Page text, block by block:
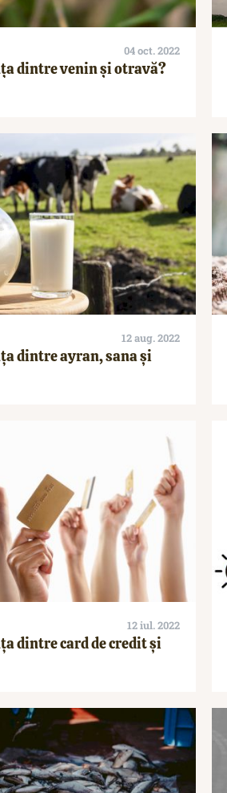
04 oct. 2022
dintre venin și otravă?
12 aug. 2022
dintre ayran, sana și
12 iul. 2022
dintre card de credit și